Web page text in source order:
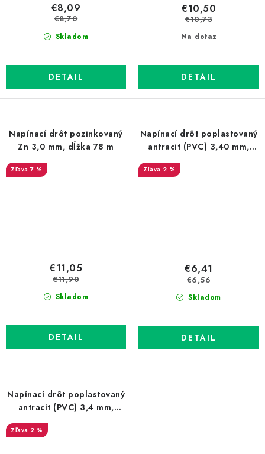
Skladom
€8,09
€8,70
DETAIL
Na dotaz
€10,50
€10,73
DETAIL
Napínací drôt pozinkovaný
Zn 3,0 mm, dĺžka 78 m
7 %
Skladom
€11,05
€11,90
DETAIL
Napínací drôt poplastovaný
antracit (PVC) 3,40 mm,
dĺžka 52 m
2 %
Skladom
€6,41
€6,56
DETAIL
Napínací drôt poplastovaný
antracit (PVC) 3,4 mm,
2 %